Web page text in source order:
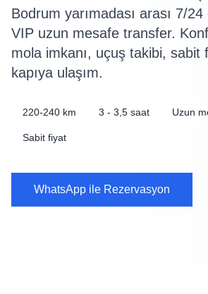
Bodrum yarımadası arası 7/
VIP uzun mesafe transfer.
mola imkanı, uçuş takibi, sabit
kapıya ulaşım.
220-240 km 3 - 3,5 saat Uzun
Sabit fiyat
WhatsApp ile Rezervasyon